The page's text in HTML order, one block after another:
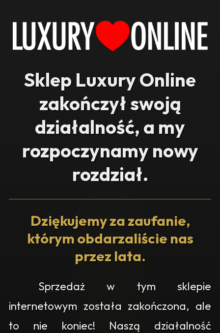
Sklep Luxury Online
zakończył swoją
działalność, a my
rozpoczynamy nowy
rozdział.
Dziękujemy za zaufanie,
którym obdarzaliście nas
przez lata.
Sprzedaż w tym sklepie
internetowym została zakończona, ale
to nie koniec! Naszą działalność